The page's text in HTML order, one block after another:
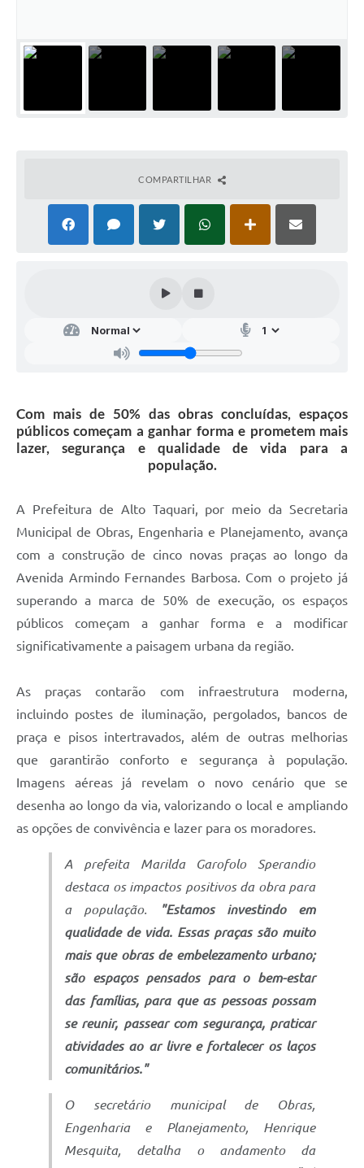
COMPARTILHAR
Com mais de 50% das obras concluídas, espaços
públicos começam a ganhar forma e prometem mais
lazer, segurança e qualidade de vida para a
população.
A Prefeitura de Alto Taquari, por meio da Secretaria
Municipal de Obras, Engenharia e Planejamento, avança
com a construção de cinco novas praças ao longo da
Avenida Armindo Fernandes Barbosa. Com o projeto já
superando a marca de 50% de execução, os espaços
públicos começam a ganhar forma e a modificar
significativamente a paisagem urbana da região.
As praças contarão com infraestrutura moderna,
incluindo postes de iluminação, pergolados, bancos de
praça e pisos intertravados, além de outras melhorias
que garantirão conforto e segurança à população.
Imagens aéreas já revelam o novo cenário que se
desenha ao longo da via, valorizando o local e ampliando
as opções de convivência e lazer para os moradores.
A prefeita Marilda Garofolo Sperandio
destaca os impactos positivos da obra para
a população.
"Estamos investindo em
qualidade de vida. Essas praças são muito
mais que obras de embelezamento urbano;
são espaços pensados para o bem-estar
das famílias, para que as pessoas possam
se reunir, passear com segurança, praticar
atividades ao ar livre e fortalecer os laços
comunitários."
O secretário municipal de Obras,
Engenharia e Planejamento, Henrique
Mesquita, detalha o andamento da